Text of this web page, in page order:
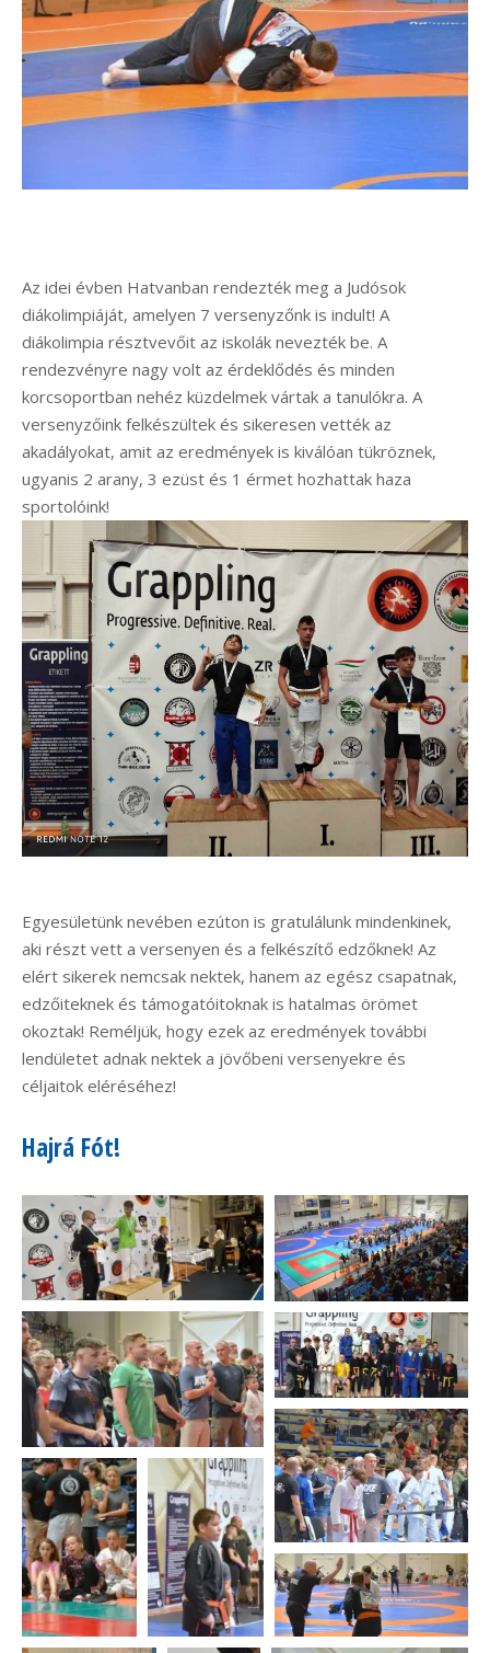
Az idei évben Hatvanban rendezték meg a Judósok
diákolimpiáját, amelyen 7 versenyzőnk is indult! A
diákolimpia résztvevőit az iskolák nevezték be. A
rendezvényre nagy volt az érdeklődés és minden
korcsoportban nehéz küzdelmek vártak a tanulókra. A
versenyzőink felkészültek és sikeresen vették az
akadályokat, amit az eredmények is kiválóan tükröznek,
ugyanis 2 arany, 3 ezüst és 1 érmet hozhattak haza
sportolóink!
Egyesületünk nevében ezúton is gratulálunk mindenkinek,
aki részt vett a versenyen és a felkészítő edzőknek! Az
elért sikerek nemcsak nektek, hanem az egész csapatnak,
edzőiteknek és támogatóitoknak is hatalmas örömet
okoztak! Reméljük, hogy ezek az eredmények további
lendületet adnak nektek a jövőbeni versenyekre és
céljaitok eléréséhez!
Hajrá Fót!